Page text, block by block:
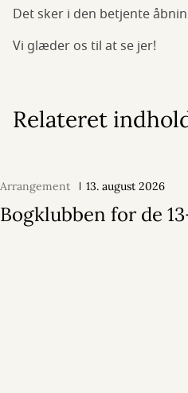
Det sker i den betjente
Vi glæder os til at se jer!
Relateret
Arrangement 13. august 2026
Bogklubben for de